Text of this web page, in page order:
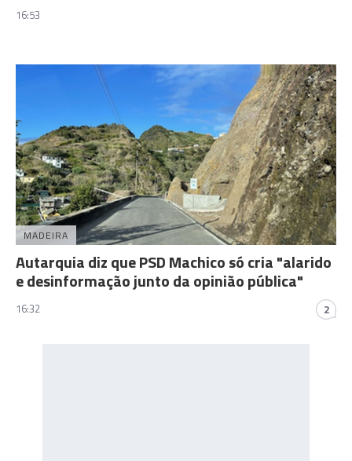
16:53
MADEIRA
Autarquia diz que PSD Machico só cria "alarido
e desinformação junto da opinião pública"
16:32 2